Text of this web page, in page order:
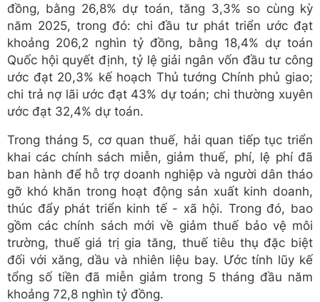
đồng, bằng 26,8% dự toán, tăng 3,3% so cùng kỳ
năm 2025, trong đó: chi đầu tư phát triển ước đạt
khoảng 206,2 nghìn tỷ đồng, bằng 18,4% dự toán
Quốc hội quyết định, tỷ lệ giải ngân vốn đầu tư công
ước đạt 20,3% kế hoạch Thủ tướng Chính phủ giao;
chi trả nợ lãi ước đạt 43% dự toán; chi thường xuyên
ước đạt 32,4% dự toán.
Trong tháng 5, cơ quan thuế, hải quan tiếp tục triển
khai các chính sách miễn, giảm thuế, phí, lệ phí đã
ban hành để hỗ trợ doanh nghiệp và người dân tháo
gỡ khó khăn trong hoạt động sản xuất kinh doanh,
thúc đẩy phát triển kinh tế - xã hội. Trong đó, bao
gồm các chính sách mới về giảm thuế bảo vệ môi
trường, thuế giá trị gia tăng, thuế tiêu thụ đặc biệt
đối với xăng, dầu và nhiên liệu bay. Ước tính lũy kế
tổng số tiền đã miễn giảm trong 5 tháng đầu năm
khoảng 72,8 nghìn tỷ đồng.